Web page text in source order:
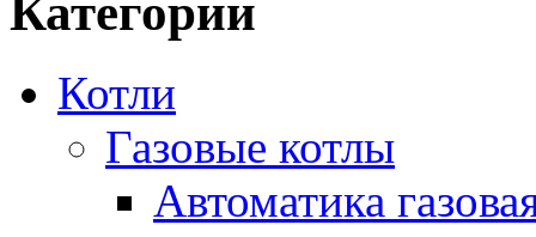
Категории
Котли
Газовые котлы
Автоматика